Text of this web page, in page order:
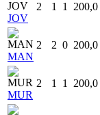
JOV
2 1 1 200,0
MAN
2 2 0 200,0
MUR
2 1 1 200,0